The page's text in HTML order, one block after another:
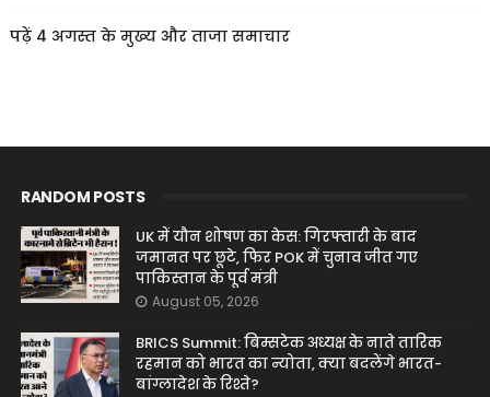
पढ़ें 4 अगस्त के मुख्य और ताजा समाचार
RANDOM POSTS
UK में यौन शोषण का केस: गिरफ्तारी के बाद
जमानत पर छूटे, फिर POK में चुनाव जीत गए
पाकिस्तान के पूर्व मंत्री
August 05, 2026
BRICS Summit: बिम्सटेक अध्यक्ष के नाते तारिक
रहमान को भारत का न्योता, क्या बदलेंगे भारत-
बांग्लादेश के रिश्ते?